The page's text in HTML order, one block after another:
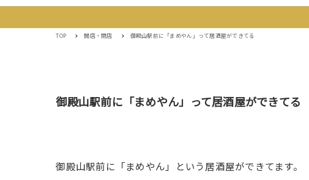
TOP 開店・閉店 御殿山駅前に「まめやん」って居酒屋ができてる
御殿山駅前に「まめやん」って居酒屋ができてる
御殿山駅前に「まめやん」という居酒屋ができてます。